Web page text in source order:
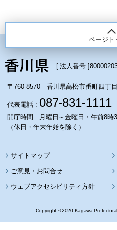
ページト
[ 法人番号 ]
〒760-8570 香川県高松市番町四丁
代表電話 : 087-831-1111
開庁時間 : 月曜日～金曜日・午前8時
（休日・年末年始を除く）
サイトマップ
ウェブアクセシビリティ方針
Copyright © 2020 Kagawa